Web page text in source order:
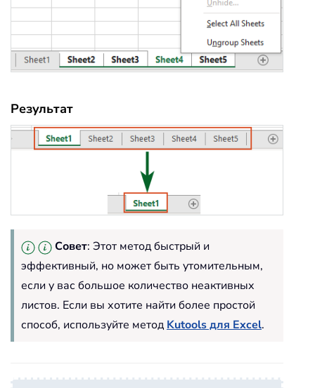
Результат
Совет: Этот метод быстрый и
эффективный, но может быть утомительным,
если у вас большое количество неактивных
листов. Если вы хотите найти более простой
способ, используйте методKutools для Excel.